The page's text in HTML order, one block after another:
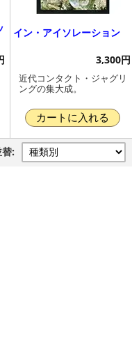
イン・アイソレーション
3,300円
近代コンタクト・ジャグリ
ングの集大成。
カートに入れる
: